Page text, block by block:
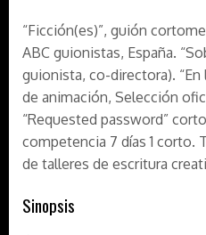
“Ficción(es)”, guión
ABC guionistas, España.
guionista, co-directora).
de animación, Selección
“Requested password”
competencia 7 días 1 corto.
de talleres de escritura
Sinopsis